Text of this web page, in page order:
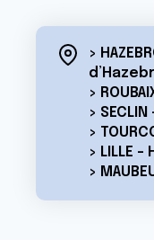
>
>
>
>
> LILLE
>